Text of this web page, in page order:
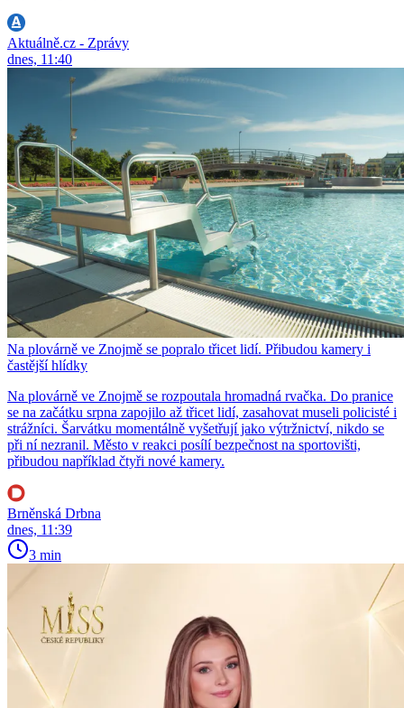
Aktuálně.cz - Zprávy
dnes, 11:40
Na plovárně ve Znojmě se popralo třicet lidí. Přibudou kamery i
častější hlídky
Na plovárně ve Znojmě se rozpoutala hromadná rvačka. Do pranice
se na začátku srpna zapojilo až třicet lidí, zasahovat museli policisté i
strážníci. Šarvátku momentálně vyšetřují jako výtržnictví, nikdo se
při ní nezranil. Město v reakci posílí bezpečnost na sportovišti,
přibudou například čtyři nové kamery.
Brněnská Drbna
dnes, 11:39
3 min